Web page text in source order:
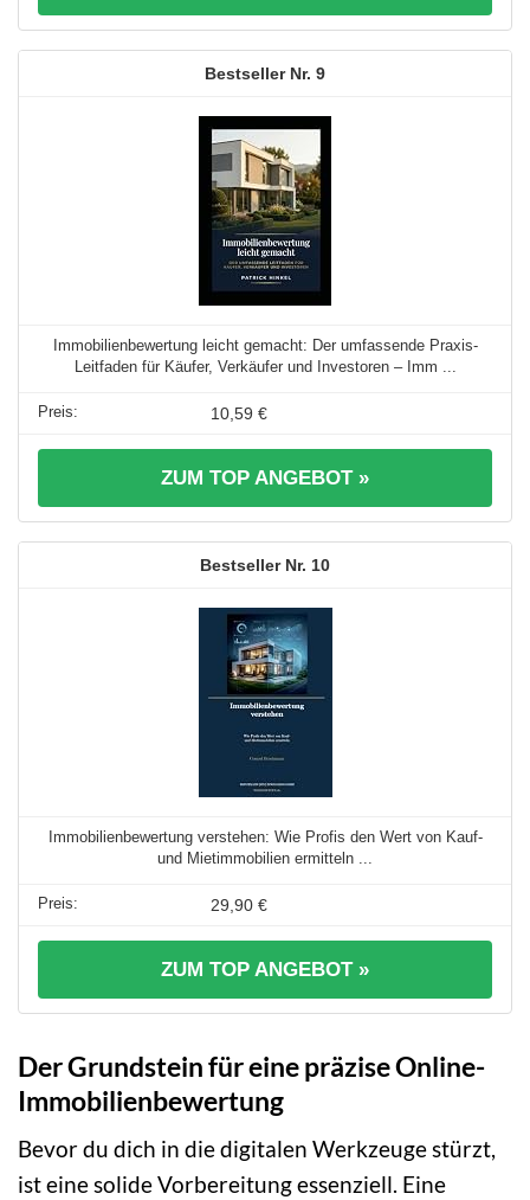
9
Immobilienbewertung leicht gemacht: Der umfassende Praxis-
Leitfaden für Käufer, Verkäufer und Investoren – Imm ...
10,59 €
ZUM TOP ANGEBOT »
10
Immobilienbewertung verstehen: Wie Profis den Wert von Kauf-
und Mietimmobilien ermitteln ...
29,90 €
ZUM TOP ANGEBOT »
Der Grundstein für eine präzise Online-
Immobilienbewertung
Bevor du dich in die digitalen Werkzeuge stürzt,
ist eine solide Vorbereitung essenziell. Eine